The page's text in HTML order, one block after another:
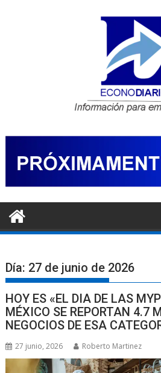
Día: 27 de junio de 2026
HOY ES «EL DIA DE LAS
MÉXICO SE REPORTAN 4.7
NEGOCIOS DE ESA
27 junio, 2026 Roberto Martinez